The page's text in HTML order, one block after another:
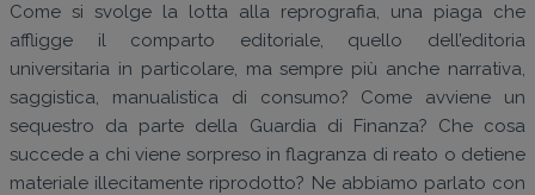
Come si svolge la lotta alla reprografia, una piaga che
affligge il comparto editoriale, quello dell’editoria
universitaria in particolare, ma sempre più anche narrativa,
saggistica, manualistica di consumo? Come avviene un
sequestro da parte della Guardia di Finanza? Che cosa
succede a chi viene sorpreso in flagranza di reato o detiene
materiale illecitamente riprodotto? Ne abbiamo parlato con